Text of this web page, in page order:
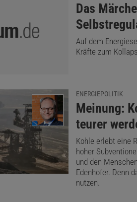
:
Das
Auf dem
Kräfte zum Kollaps.
ENERGIEPOLITIK
:
Meinung:
teurer
Kohle erlebt eine
hoher
und den
Edenhofer. Denn
nutzen.